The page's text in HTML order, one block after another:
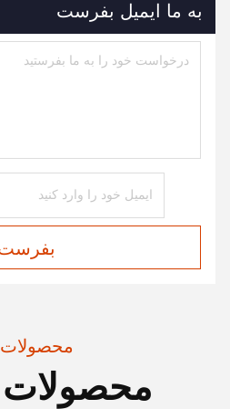
به ما ایمیل بفرست
محصولات
محصولات